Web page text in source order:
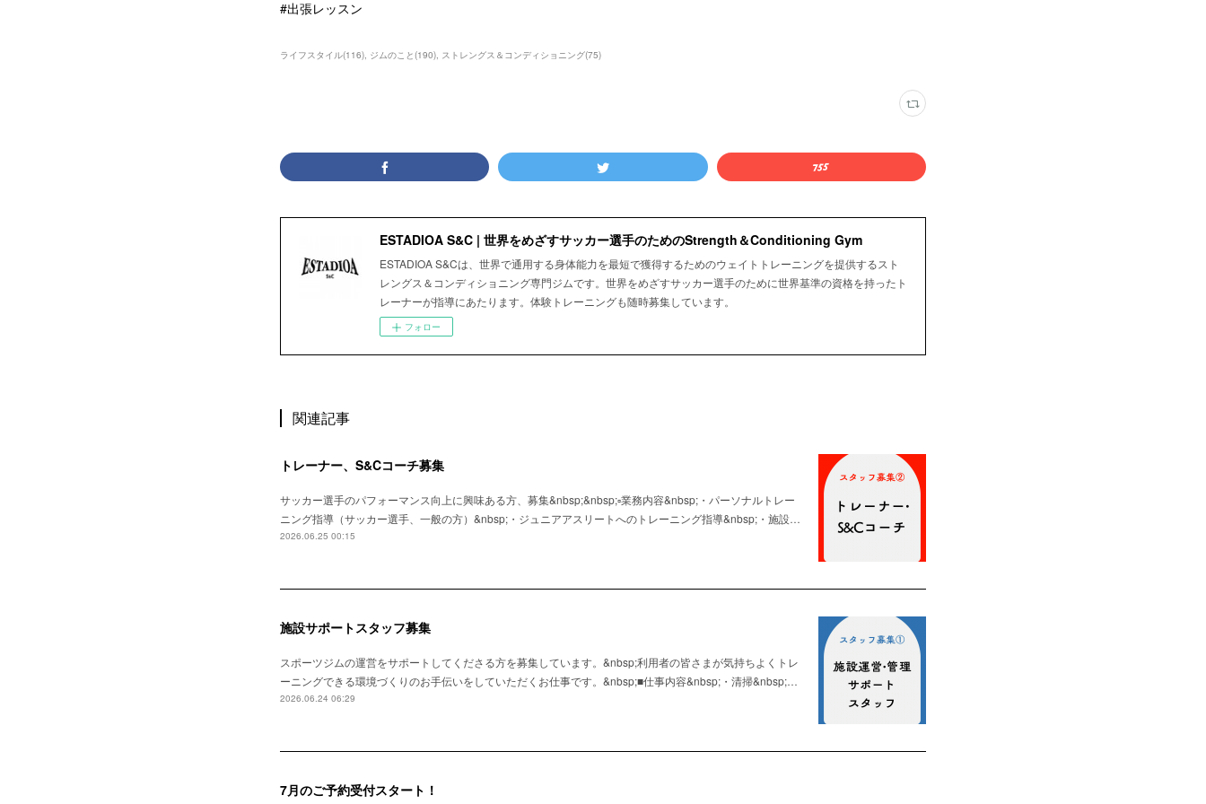
#出張レッスン
ライフスタイル(116) ジムのこと(190) ストレングス＆コンディショニング(75)
ESTADIOA S&C | 世界をめざすサッカー選手のためのStrength＆Conditioning Gym
ESTADIOA S&Cは、世界で通用する身体能力を最短で獲得するためのウェイトトレーニングを提供するスト
レングス＆コンディショニング専門ジムです。世界をめざすサッカー選手のために世界基準の資格を持ったト
レーナーが指導にあたります。体験トレーニングも随時募集しています。
フォロー
関連記事
トレーナー、S&Cコーチ募集
サッカー選手のパフォーマンス向上に興味ある方、募集&nbsp;&nbsp;▫️業務内容&nbsp;・パーソナルトレー
ニング指導（サッカー選手、一般の方）&nbsp;・ジュニアアスリートへのトレーニング指導&nbsp;・施設…
2026.06.25 00:15
施設サポートスタッフ募集
スポーツジムの運営をサポートしてくださる方を募集しています。&nbsp;利用者の皆さまが気持ちよくトレ
ーニングできる環境づくりのお手伝いをしていただくお仕事です。&nbsp;■仕事内容&nbsp;・清掃&nbsp;…
2026.06.24 06:29
7月のご予約受付スタート！